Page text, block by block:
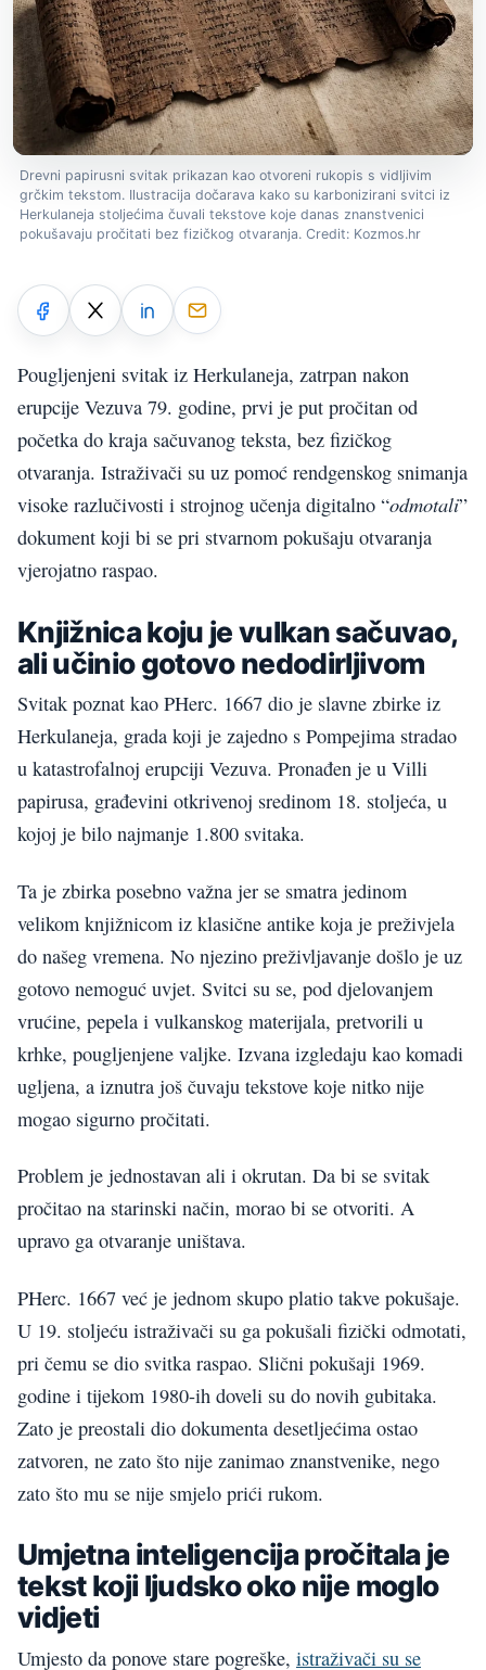
Drevni papirusni svitak prikazan kao otvoreni rukopis s vidljivim
grčkim tekstom. Ilustracija dočarava kako su karbonizirani svitci iz
Herkulaneja stoljećima čuvali tekstove koje danas znanstvenici
pokušavaju pročitati bez fizičkog otvaranja. Credit: Kozmos.hr
Pougljenjeni svitak iz Herkulaneja, zatrpan nakon
erupcije Vezuva 79. godine, prvi je put pročitan od
početka do kraja sačuvanog teksta, bez fizičkog
otvaranja. Istraživači su uz pomoć rendgenskog snimanja
visoke razlučivosti i strojnog učenja digitalno “odmotali”
dokument koji bi se pri stvarnom pokušaju otvaranja
vjerojatno raspao.
Knjižnica koju je vulkan sačuvao,
ali učinio gotovo nedodirljivom
Svitak poznat kao PHerc. 1667 dio je slavne zbirke iz
Herkulaneja, grada koji je zajedno s Pompejima stradao
u katastrofalnoj erupciji Vezuva. Pronađen je u Villi
papirusa, građevini otkrivenoj sredinom 18. stoljeća, u
kojoj je bilo najmanje 1.800 svitaka.
Ta je zbirka posebno važna jer se smatra jedinom
velikom knjižnicom iz klasične antike koja je preživjela
do našeg vremena. No njezino preživljavanje došlo je uz
gotovo nemoguć uvjet. Svitci su se, pod djelovanjem
vrućine, pepela i vulkanskog materijala, pretvorili u
krhke, pougljenjene valjke. Izvana izgledaju kao komadi
ugljena, a iznutra još čuvaju tekstove koje nitko nije
mogao sigurno pročitati.
Problem je jednostavan ali i okrutan. Da bi se svitak
pročitao na starinski način, morao bi se otvoriti. A
upravo ga otvaranje uništava.
PHerc. 1667 već je jednom skupo platio takve pokušaje.
U 19. stoljeću istraživači su ga pokušali fizički odmotati,
pri čemu se dio svitka raspao. Slični pokušaji 1969.
godine i tijekom 1980-ih doveli su do novih gubitaka.
Zato je preostali dio dokumenta desetljećima ostao
zatvoren, ne zato što nije zanimao znanstvenike, nego
zato što mu se nije smjelo prići rukom.
Umjetna inteligencija pročitala je
tekst koji ljudsko oko nije moglo
vidjeti
Umjesto da ponove stare pogreške, istraživači su se